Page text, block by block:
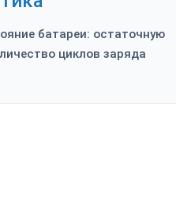
батареи: остаточную
циклов заряда